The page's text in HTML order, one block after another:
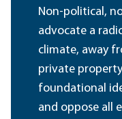
Non-political,
advocate a
climate, away
private
foundational
and oppose all